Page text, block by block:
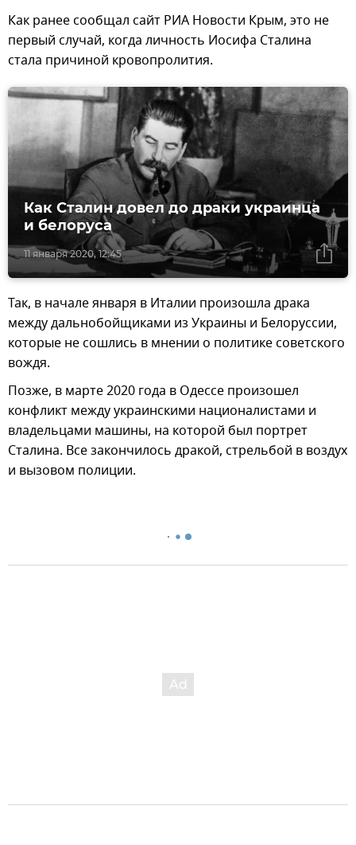
Как ранее сообщал сайт РИА Новости Крым, это не
первый случай, когда личность Иосифа Сталина
стала причиной кровопролития.
11 января 2020, 12:45
Как Сталин довел до драки украинца
и белоруса
Так, в начале января в Италии произошла драка
между дальнобойщиками из Украины и Белоруссии,
которые не сошлись в мнении о политике советского
вождя.
Позже, в марте 2020 года в Одессе произошел
конфликт между украинскими националистами и
владельцами машины, на которой был портрет
Сталина. Все закончилось дракой, стрельбой в воздух
и вызовом полиции.